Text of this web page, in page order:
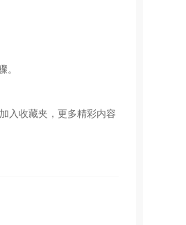
。
入收藏夹，更多精彩内容